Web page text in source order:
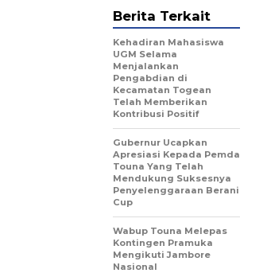
Berita Terkait
Kehadiran Mahasiswa
UGM Selama
Menjalankan
Pengabdian di
Kecamatan Togean
Telah Memberikan
Kontribusi Positif
Gubernur Ucapkan
Apresiasi Kepada Pemda
Touna Yang Telah
Mendukung Suksesnya
Penyelenggaraan Berani
Cup
Wabup Touna Melepas
Kontingen Pramuka
Mengikuti Jambore
Nasional